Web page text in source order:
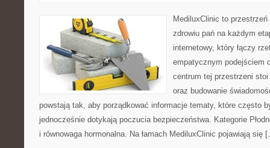
MediluxClinic to
zdrowiu pań na każdym
internetowy, który łączy
empatycznym podejściem
centrum tej przestrzeni
oraz budowanie
powstają tak, aby porządkować informacje tematy, które często
jednocześnie dotykają poczucia bezpieczeństwa. Kategorie
i równowaga hormonalna. Na łamach MediluxClinic pojawiają się